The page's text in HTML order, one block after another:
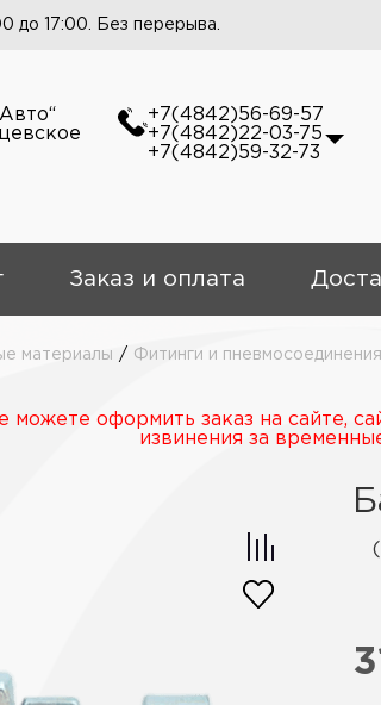
до 17:00. Без перерыва.
+7(4842)56-69-57
+7(4842)22-03-75
+7(4842)59-32-73
Заказ и оплата
материалы / Фитинги и пневмосоединения
оформить заказ на сайте,
извинения за